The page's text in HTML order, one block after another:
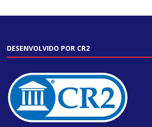
DESENVOLVIDO POR CR2